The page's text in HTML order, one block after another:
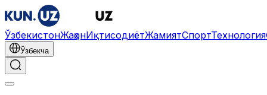
ЎзбекистонЖаҳонИқтисодиётЖамиятСпортТехнология
Ўзбекча